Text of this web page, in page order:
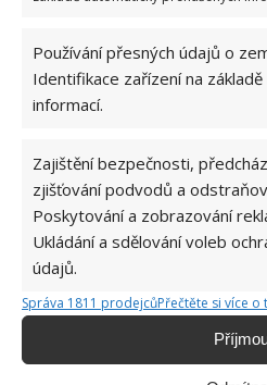
Používání přesných údajů o
Identifikace zařízení na
informací.
Zajištění bezpečnosti,
zjišťování podvodů a
Poskytování a zobrazování
Ukládání a sdělování voleb
údajů.
Správa 1811 prodejcůPřečtěte si více o
Tyto rostliny
máte na zahrádce
7.8.2026
Pokojové rostliny
nenáročné a něco